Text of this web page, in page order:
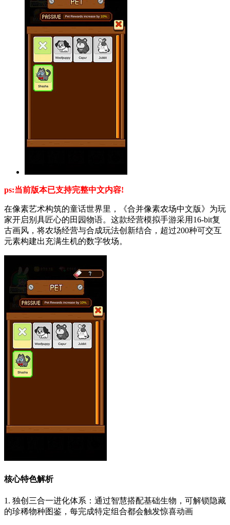
ps:当前版本已支持完整中文内容!
在像素艺术构筑的童话世界里，《合并像素农场中文版》为玩
家开启别具匠心的田园物语。这款经营模拟手游采用16-bit复
古画风，将农场经营与合成玩法创新结合，超过200种可交互
元素构建出充满生机的数字牧场。
核心特色解析
1. 独创三合一进化体系：通过智慧搭配基础生物，可解锁隐藏
的珍稀物种图鉴，每完成特定组合都会触发惊喜动画